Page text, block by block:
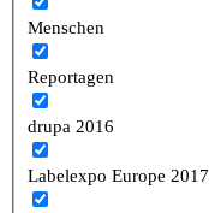
Menschen
Reportagen
drupa 2016
Labelexpo Europe 2017